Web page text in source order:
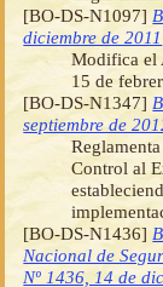
[BO-DS-N1097]
diciembre de 2011
Modifica el
15 de
[BO-DS-N1347]
septiembre de
Control al
[BO-DS-N1436]
Nacional de
Nº 1436, 14 de